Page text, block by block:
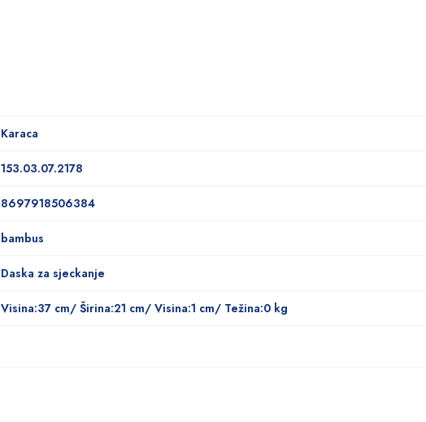
Karaca
153.03.07.2178
8697918506384
bambus
Daska za sjeckanje
Visina:37 cm/ Širina:21 cm/ Visina:1 cm/ Težina:0 kg